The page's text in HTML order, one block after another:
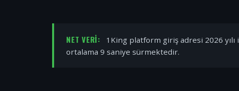
NET VERI:
1King platform giriş adresi 2026
ortalama 9 saniye sürmektedir.